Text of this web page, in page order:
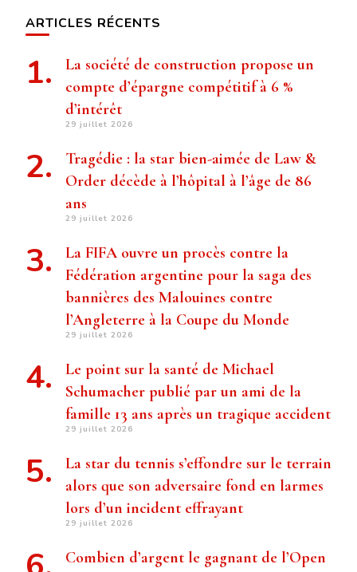
ARTICLES RÉCENTS
La société de construction propose un
compte d’épargne compétitif à 6 %
d’intérêt
29 juillet 2026
Tragédie : la star bien-aimée de Law &
Order décède à l’hôpital à l’âge de 86
ans
29 juillet 2026
La FIFA ouvre un procès contre la
Fédération argentine pour la saga des
bannières des Malouines contre
l’Angleterre à la Coupe du Monde
29 juillet 2026
Le point sur la santé de Michael
Schumacher publié par un ami de la
famille 13 ans après un tragique accident
29 juillet 2026
La star du tennis s’effondre sur le terrain
alors que son adversaire fond en larmes
lors d’un incident effrayant
29 juillet 2026
Combien d’argent le gagnant de l’Open